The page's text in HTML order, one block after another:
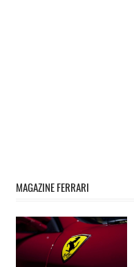
MAGAZINE FERRARI